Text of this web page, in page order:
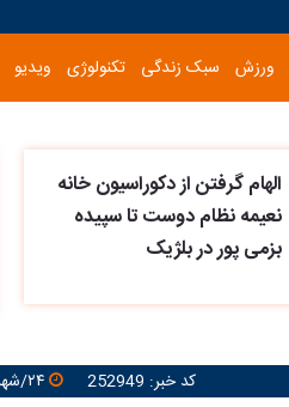
ورزش سبک زندگی تکنولوژی ویدیو
الهام گرفتن از دکوراسیون خانه
نعیمه نظام دوست تا سپیده
بزمی پور در بلژیک
کد خبر: 252949 ۲۴/شهریور/۱۴۰۴ ۱۱:۲۲:۱۹